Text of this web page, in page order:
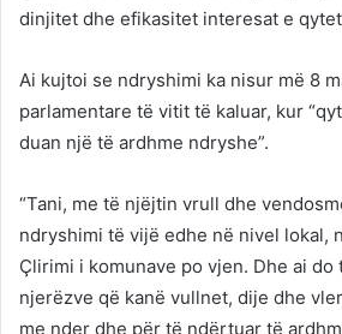
dinjitet dhe efikasitet interesat e
Ai kujtoi se ndryshimi ka nisur më 8
parlamentare të vitit të kaluar, kur
duan një të ardhme ndryshe”.
“Tani, me të njëjtin vrull dhe
ndryshimi të vijë edhe në nivel lokal,
Çlirimi i komunave po vjen. Dhe ai do
njerëzve që kanë vullnet, dije dhe
me nder dhe për të ndërtuar të